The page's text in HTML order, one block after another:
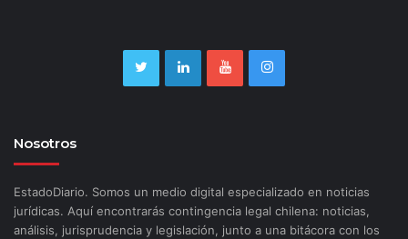
Nosotros
EstadoDiario. Somos un medio digital especializado en noticias
jurídicas. Aquí encontrarás contingencia legal chilena: noticias,
análisis, jurisprudencia y legislación, junto a una bitácora con los